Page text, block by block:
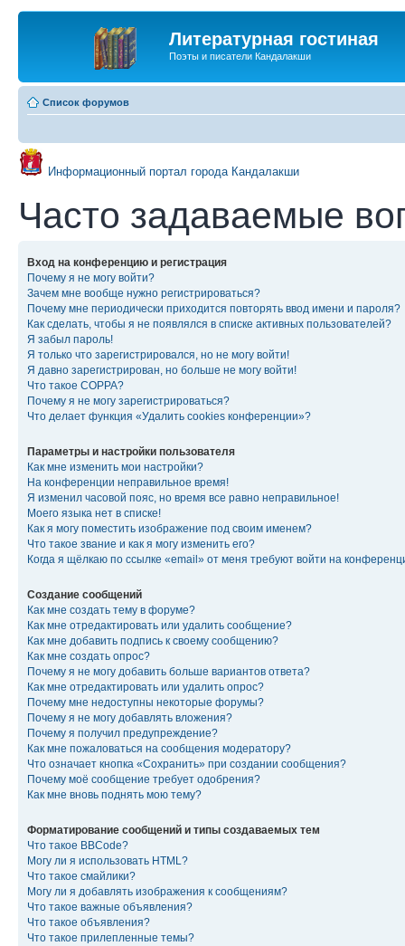
Литературная гостиная
Поэты и писатели Кандалакши
Список форумов
Информационный портал города Кандалакши
Часто задаваемые
Вход на конференцию и регистрация
Почему я не могу войти?
Зачем мне вообще нужно регистрироваться?
Почему мне периодически приходится повторять ввод имени и пароля?
Как сделать, чтобы я не появлялся в списке активных пользователей?
Я забыл пароль!
Я только что зарегистрировался, но не могу войти!
Я давно зарегистрирован, но больше не могу войти!
Что такое COPPA?
Почему я не могу зарегистрироваться?
Что делает функция «Удалить cookies конференции»?
Параметры и настройки пользователя
Как мне изменить мои настройки?
На конференции неправильное время!
Я изменил часовой пояс, но время все равно неправильное!
Моего языка нет в списке!
Как я могу поместить изображение под своим именем?
Что такое звание и как я могу изменить его?
Когда я щёлкаю по ссылке «email» от меня требуют войти на
Создание сообщений
Как мне создать тему в форуме?
Как мне отредактировать или удалить сообщение?
Как мне добавить подпись к своему сообщению?
Как мне создать опрос?
Почему я не могу добавить больше вариантов ответа?
Как мне отредактировать или удалить опрос?
Почему мне недоступны некоторые форумы?
Почему я не могу добавлять вложения?
Почему я получил предупреждение?
Как мне пожаловаться на сообщения модератору?
Что означает кнопка «Сохранить» при создании сообщения?
Почему моё сообщение требует одобрения?
Как мне вновь поднять мою тему?
Форматирование сообщений и типы создаваемых тем
Что такое BBCode?
Могу ли я использовать HTML?
Что такое смайлики?
Могу ли я добавлять изображения к сообщениям?
Что такое важные объявления?
Что такое объявления?
Что такое прилепленные темы?